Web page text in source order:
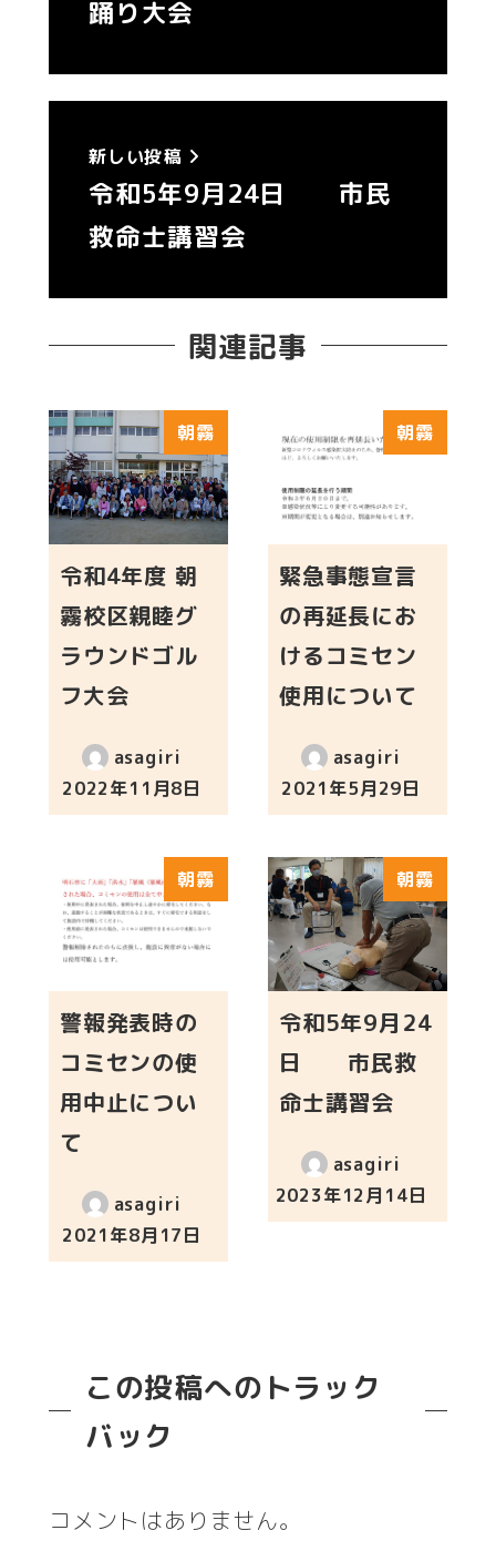
踊り大会
新しい投稿
令和5年9月24日 市民
救命士講習会
関連記事
朝霧
令和4年度 朝
霧校区親睦グ
ラウンドゴル
フ大会
asagiri
投稿日
2022年11月8日
朝霧
緊急事態宣言
の再延長にお
けるコミセン
使用について
asagiri
投稿日
2021年5月29日
朝霧
警報発表時の
コミセンの使
用中止につい
て
asagiri
投稿日
2021年8月17日
朝霧
令和5年9月24
日 市民救
命士講習会
asagiri
投稿日
2023年12月14日
この投稿へのトラック
バック
コメントはありません。